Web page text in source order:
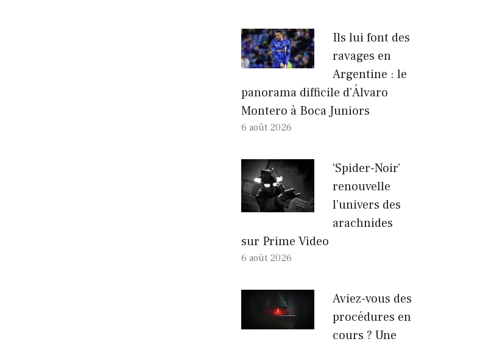
Ils lui font des
ravages en
Argentine : le
panorama difficile d’Álvaro
Montero à Boca Juniors
6 août 2026
‘Spider-Noir’
renouvelle
l’univers des
arachnides
sur Prime Video
6 août 2026
Aviez-vous des
procédures en
cours ? Une